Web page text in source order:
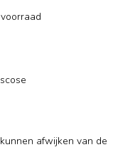
afwijken van de